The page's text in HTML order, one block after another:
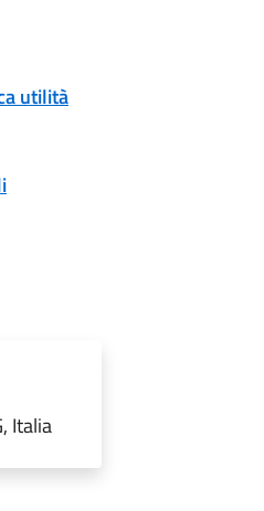
utilità
Italia